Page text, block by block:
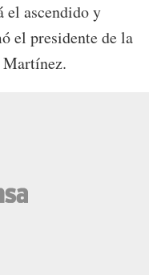
el ascendido y
el presidente de la